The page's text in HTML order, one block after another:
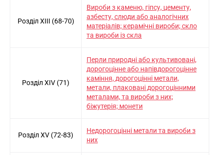
Розділ XIII (68-70)
Вироби з каменю, гiпсу, цементу,
азбесту, слюди або аналогiчних
матерiалiв; керамiчнi вироби; скло
та вироби iз скла
Розділ XIV (71)
Перли природнi або культивованi,
дорогоцiнне або напiвдорогоцiнне
камiння, дорогоцiннi метали,
метали, плакованi дорогоцiнними
металами, та вироби з них;
бiжутерiя; монети
Розділ XV (72-83)
Недорогоцiннi метали та вироби з
них